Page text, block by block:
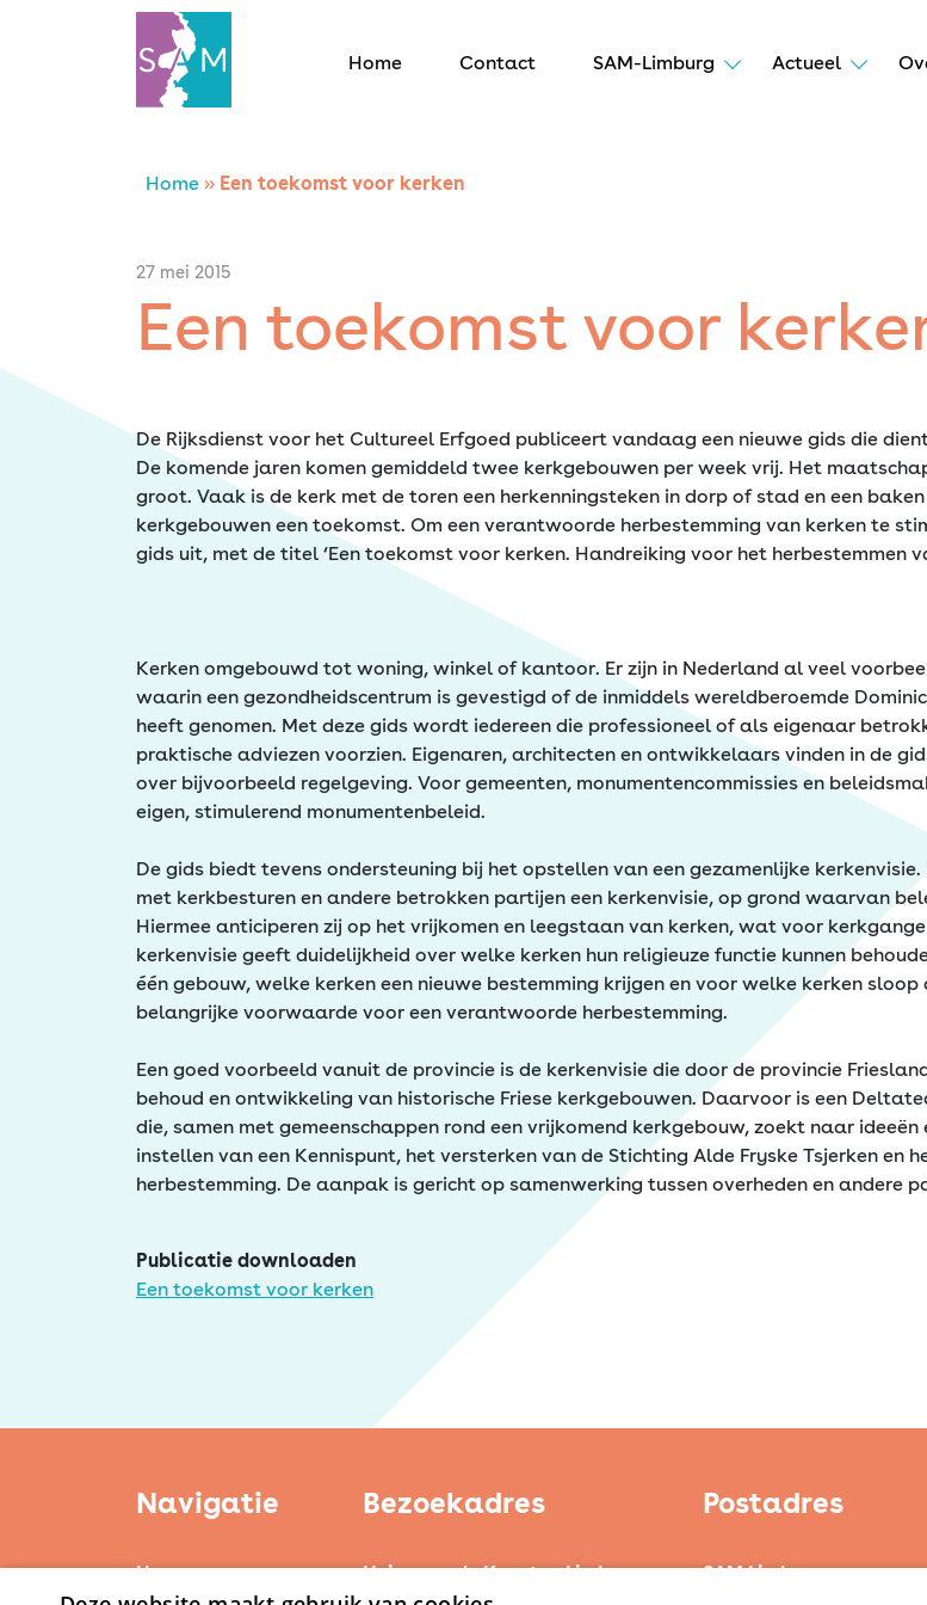
Home Contact SAM-Limburg Actueel
Home
Contact
SAM Limburg
Actueel
Overheid
Erfgoed
Home » Een toekomst voor kerken
27 mei 2015
Een toekomst voor
De Rijksdienst voor het Cultureel Erfgoed publiceert vandaag een nieuwe gids die
De komende jaren komen gemiddeld twee kerkgebouwen per week vrij. Het
groot. Vaak is de kerk met de toren een herkenningsteken in dorp of stad en een
kerkgebouwen een toekomst. Om een verantwoorde herbestemming van kerken te
gids uit, met de titel ‘Een toekomst voor kerken. Handreiking voor het herbestemmen
Kerken omgebouwd tot woning, winkel of kantoor. Er zijn in Nederland al veel
waarin een gezondheidscentrum is gevestigd of de inmiddels wereldberoemde
heeft genomen. Met deze gids wordt iedereen die professioneel of als eigenaar
praktische adviezen voorzien. Eigenaren, architecten en ontwikkelaars vinden in de
over bijvoorbeeld regelgeving. Voor gemeenten, monumentencommissies en
eigen, stimulerend monumentenbeleid.
De gids biedt tevens ondersteuning bij het opstellen van een gezamenlijke
met kerkbesturen en andere betrokken partijen een kerkenvisie, op grond waarvan
Hiermee anticiperen zij op het vrijkomen en leegstaan van kerken, wat voor
kerkenvisie geeft duidelijkheid over welke kerken hun religieuze functie kunnen
één gebouw, welke kerken een nieuwe bestemming krijgen en voor welke kerken
belangrijke voorwaarde voor een verantwoorde herbestemming.
Een goed voorbeeld vanuit de provincie is de kerkenvisie die door de provincie
behoud en ontwikkeling van historische Friese kerkgebouwen. Daarvoor is een
die, samen met gemeenschappen rond een vrijkomend kerkgebouw, zoekt naar
instellen van een Kennispunt, het versterken van de Stichting Alde Fryske Tsjerken en
herbestemming. De aanpak is gericht op samenwerking tussen overheden en
Publicatie downloaden
Een toekomst voor kerken
Navigatie
Home
Bezoekadres
Huis voor de Kunsten Limburg
Postadres
SAM Limburg